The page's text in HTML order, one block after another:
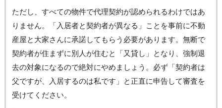
ただし、すべての物件で代理契約が認められるわけではあ
りません。「入居者と契約者が異なる」ことを事前に不動
産屋と大家さんに承諾してもらう必要があります。無断で
契約者が住まずに別人が住むと「又貸し」となり、強制退
去の対象になるので絶対にやめましょう。必ず「契約者は
父ですが、入居するのは私です」と正直に申告して審査を
受けてください。